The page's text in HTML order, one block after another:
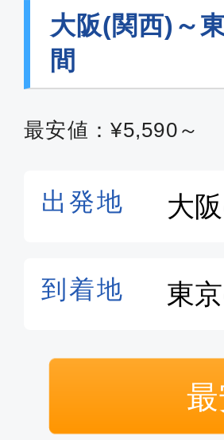
MM307
大
MM313
普通席
大阪
エ
大阪
大阪(関西)～
間
最安値：¥5,590～